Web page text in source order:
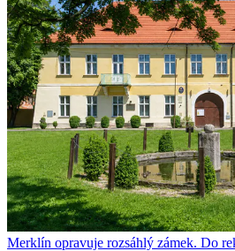
Merklín opravuje rozsáhlý zámek. Do